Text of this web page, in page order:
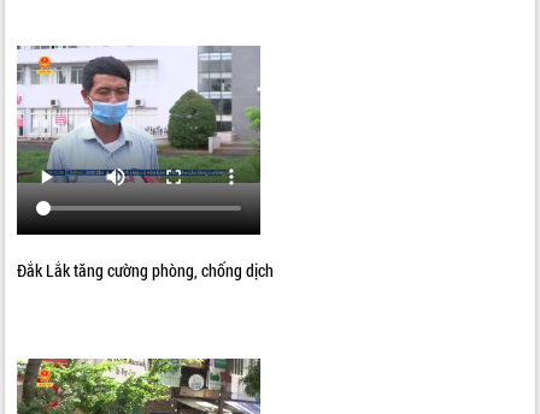
Đắk Lắk tăng cường phòng, chống dịch